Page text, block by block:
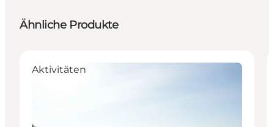
Ähnliche Produkte
Aktivitäten